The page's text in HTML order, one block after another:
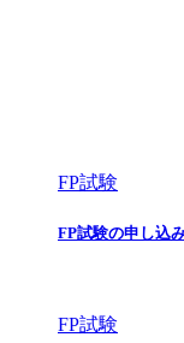
FP試験
FP試験の申し込
FP試験